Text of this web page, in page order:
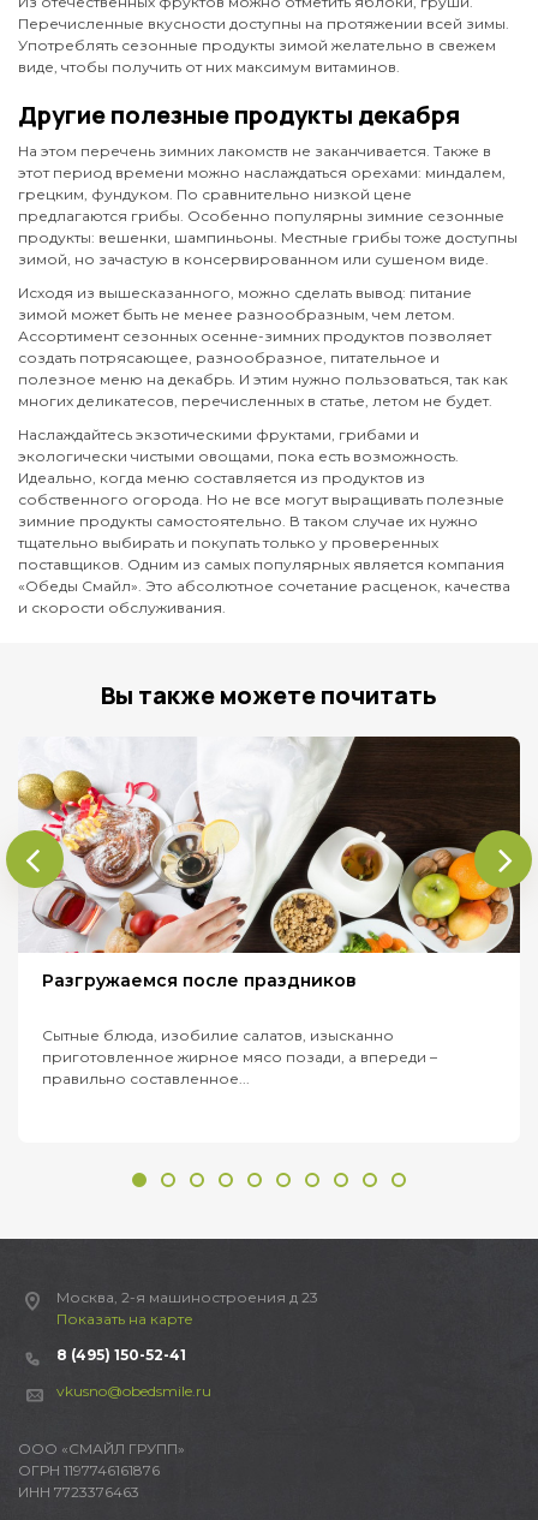
Перечисленные вкусности доступны на протяжении всей зимы.
Употреблять сезонные продукты зимой желательно в свежем
виде, чтобы получить от них максимум витаминов.
Другие полезные продукты декабря
На этом перечень зимних лакомств не заканчивается. Также в
этот период времени можно наслаждаться орехами: миндалем,
грецким, фундуком. По сравнительно низкой цене
предлагаются грибы. Особенно популярны зимние сезонные
продукты: вешенки, шампиньоны. Местные грибы тоже доступны
зимой, но зачастую в консервированном или сушеном виде.
Исходя из вышесказанного, можно сделать вывод: питание
зимой может быть не менее разнообразным, чем летом.
Ассортимент сезонных осенне-зимних продуктов позволяет
создать потрясающее, разнообразное, питательное и
полезное меню на декабрь. И этим нужно пользоваться, так как
многих деликатесов, перечисленных в статье, летом не будет.
Наслаждайтесь экзотическими фруктами, грибами и
экологически чистыми овощами, пока есть возможность.
Идеально, когда меню составляется из продуктов из
собственного огорода. Но не все могут выращивать полезные
зимние продукты самостоятельно. В таком случае их нужно
тщательно выбирать и покупать только у проверенных
поставщиков. Одним из самых популярных является компания
«Обеды Смайл». Это абсолютное сочетание расценок, качества
и скорости обслуживания.
Вы также можете почитать
Разгружаемся после праздников
Сытные блюда, изобилие салатов, изысканно
приготовленное жирное мясо позади, а впереди –
правильно составленное...
Москва, 2-я машиностроения д 23
Показать на карте
8 (495) 150-52-41
vkusno@obedsmile.ru
ООО «СМАЙЛ ГРУПП»
ОГРН 1197746161876
ИНН 7723376463